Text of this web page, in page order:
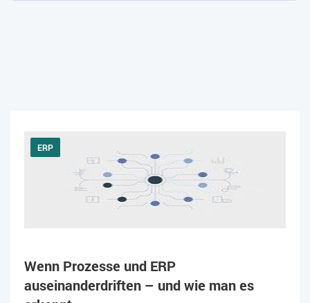
ERP
Wenn Prozesse und ERP
auseinanderdriften – und wie man es